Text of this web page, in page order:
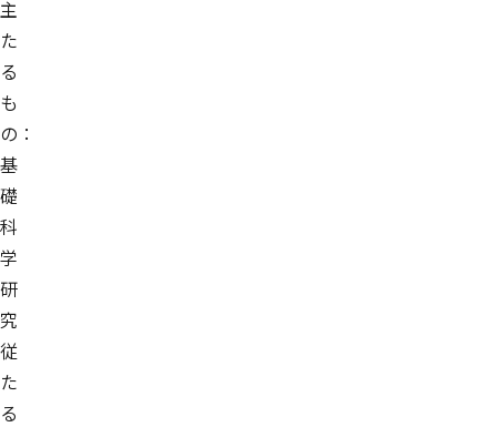
主
た
る
も
の：
基
礎
科
学
研
究
従
た
る